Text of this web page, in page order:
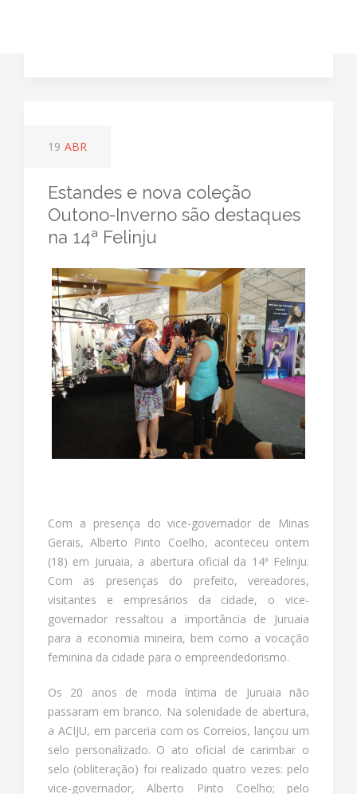
19 ABR
Estandes e nova coleção
Outono-Inverno são destaques
na 14ª Felinju
Com a presença do vice-governador de Minas
Gerais, Alberto Pinto Coelho, aconteceu ontem
(18) em Juruaia, a abertura oficial da 14ª Felinju.
Com as presenças do prefeito, vereadores,
visitantes e empresários da cidade, o vice-
governador ressaltou a importância de Juruaia
para a economia mineira, bem como a vocação
feminina da cidade para o empreendedorismo.
Os 20 anos de moda íntima de Juruaia não
passaram em branco. Na solenidade de abertura,
a ACIJU, em parceria com os Correios, lançou um
selo personalizado. O ato oficial de carimbar o
selo (obliteração) foi realizado quatro vezes: pelo
vice-governador, Alberto Pinto Coelho; pelo